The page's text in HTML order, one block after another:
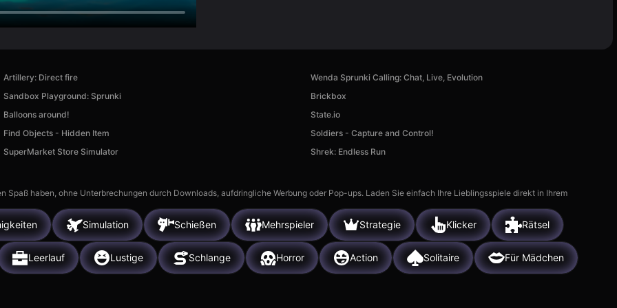
Artillery: Direct fire
Wenda Sprunki Calling: Chat, Live, Evolution
Sandbox Playground: Sprunki
Brickbox
Balloons around!
State.io
Find Objects - Hidden Item
Soldiers - Capture and Control!
SuperMarket Store Simulator
Shrek: Endless Run
haben, ohne Unterbrechungen durch Downloads, aufdringliche Werbung oder Pop-ups. Laden Sie einfach Ihre Lieblingsspiele direkt in Ihrem
Simulation Schießen Mehrspieler Strategie Klicker Rätsel
Leerlauf Lustige Schlange Horror Action Solitaire Für Mädchen